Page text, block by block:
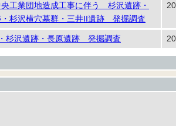
工業団地造成工事に伴う 杉沢遺跡・
杉沢横穴墓群・三井II遺跡 発掘調査
杉沢遺跡・長原遺跡 発掘調査